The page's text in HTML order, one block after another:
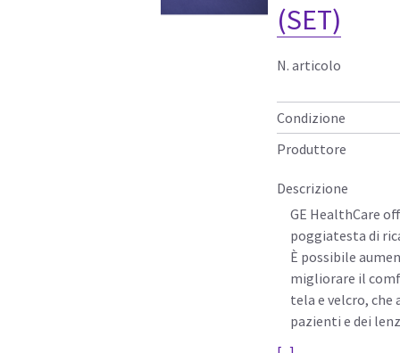
(SET)
N. articolo
Condizione
Produttore
Descrizione
GE HealthCare
poggiatesta di
È possibile
migliorare il
tela e velcro,
pazienti e dei